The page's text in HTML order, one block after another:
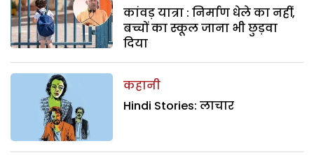
कांवड़ यात्रा : निर्माण धेले का नहीं,
बच्चों का स्कूल जाना भी छुड़वा
दिया
कहानी
Hindi Stories: लाचार